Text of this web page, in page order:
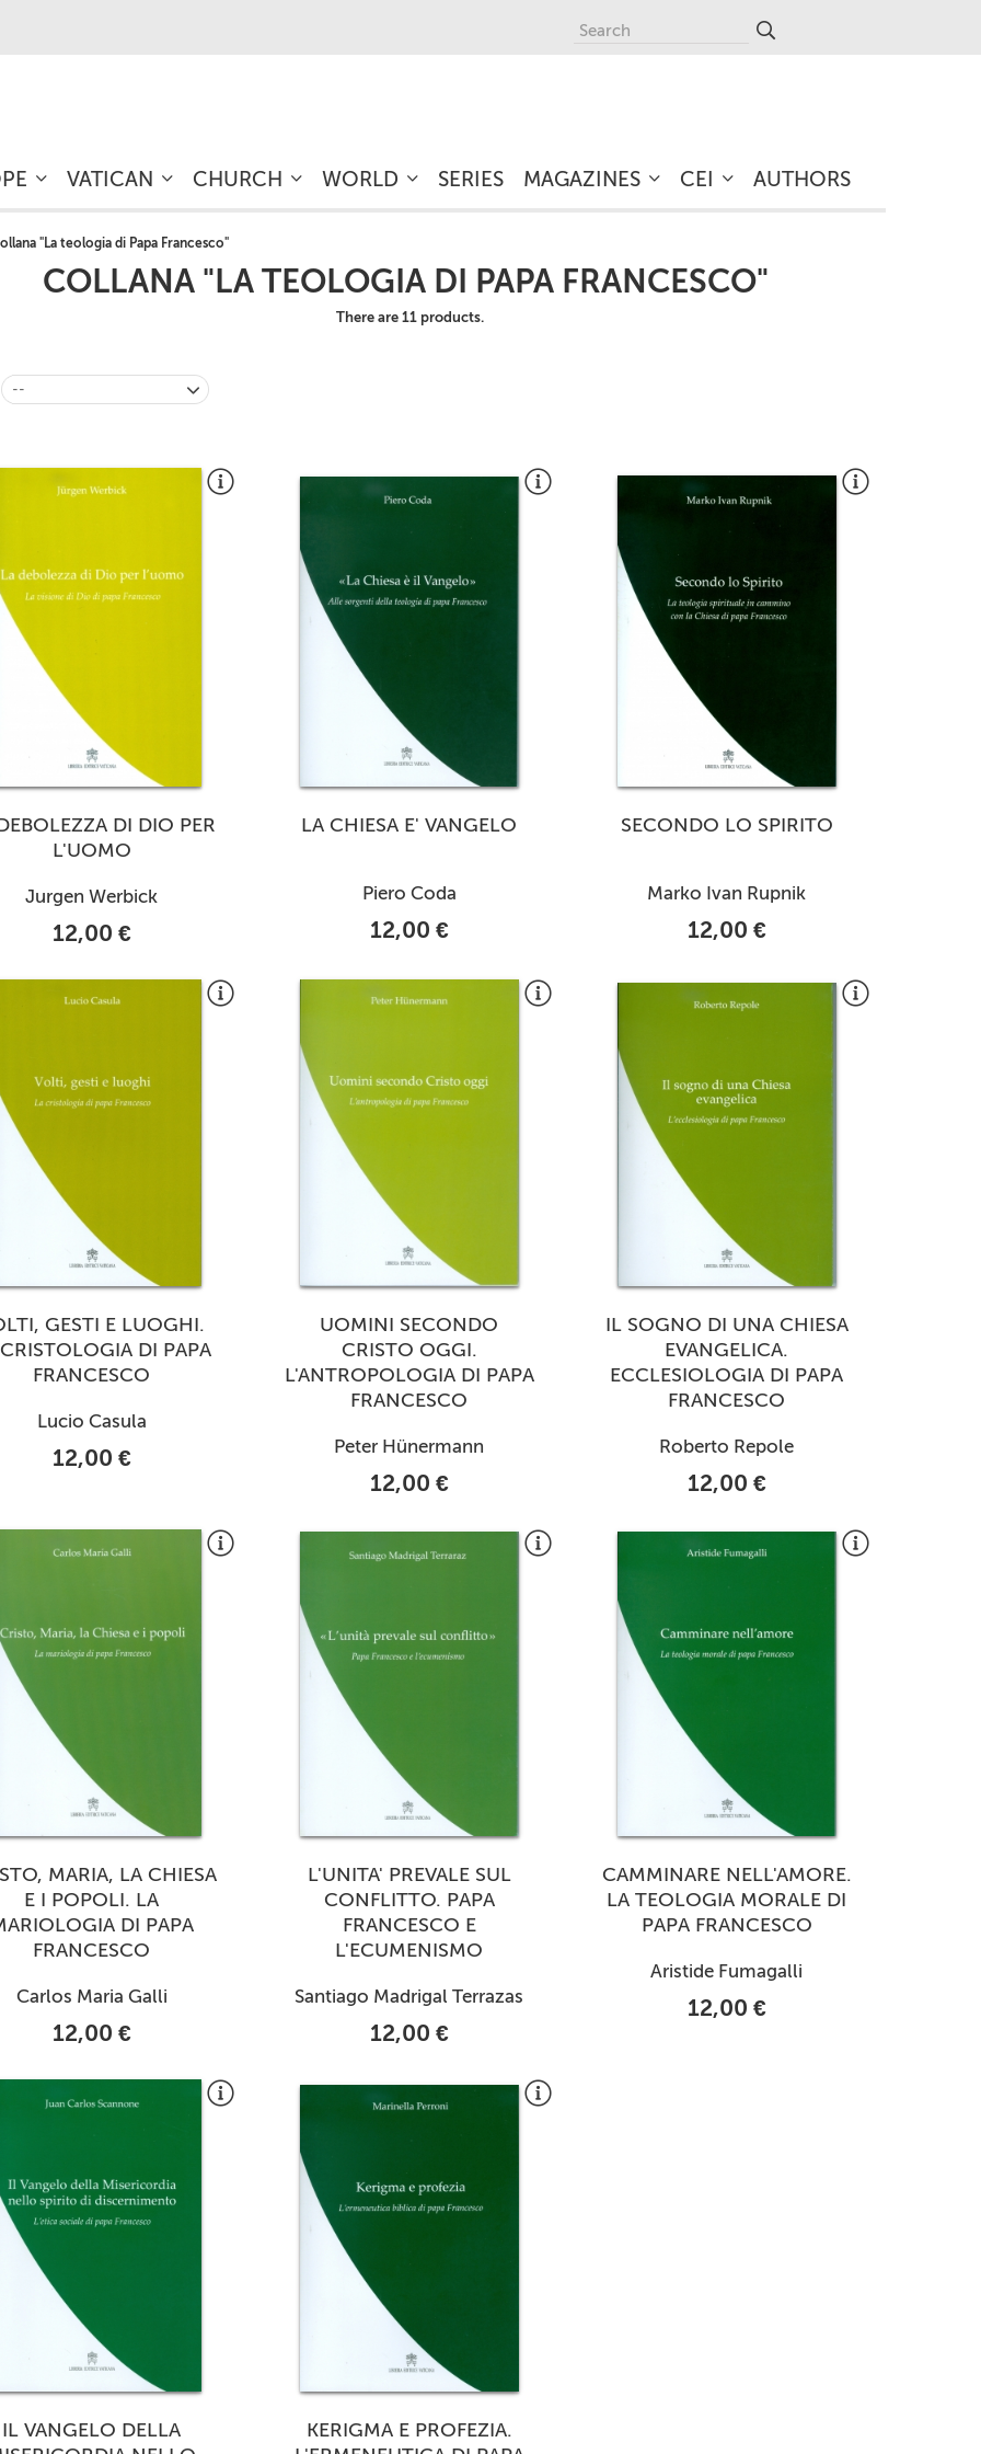
VATICAN CHURCH WORLD SERIES MAGAZINES CEI AUTHORS
"La teologia di Papa Francesco"
COLLANA "LA TEOLOGIA DI PAPA FRANCESCO"
There are 11 products.
--
DI DIO PER
L'UOMO
Jurgen Werbick
12,00 €
LA CHIESA E' VANGELO
Piero Coda
12,00 €
SECONDO LO SPIRITO
Marko Ivan Rupnik
12,00 €
GESTI E LUOGHI.
DI PAPA
FRANCESCO
Lucio Casula
12,00 €
UOMINI SECONDO
CRISTO OGGI.
L'ANTROPOLOGIA DI PAPA
FRANCESCO
Peter Hünermann
12,00 €
IL SOGNO DI UNA CHIESA
EVANGELICA.
ECCLESIOLOGIA DI PAPA
FRANCESCO
Roberto Repole
12,00 €
MARIA, LA CHIESA
E I POPOLI. LA
DI PAPA
FRANCESCO
Carlos Maria Galli
12,00 €
L'UNITA' PREVALE SUL
CONFLITTO. PAPA
FRANCESCO E
L'ECUMENISMO
Santiago Madrigal Terrazas
12,00 €
CAMMINARE NELL'AMORE.
LA TEOLOGIA MORALE DI
PAPA FRANCESCO
Aristide Fumagalli
12,00 €
IL VANGELO DELLA
KERIGMA E PROFEZIA.